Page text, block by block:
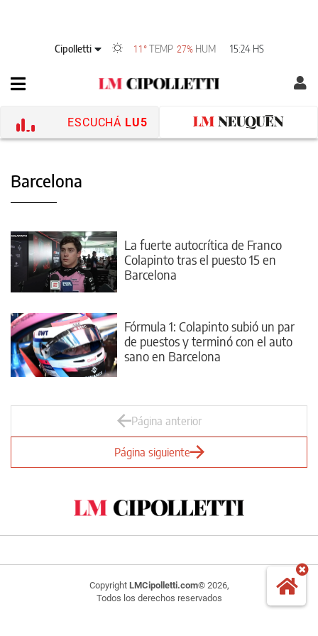
Cipolletti 11° TEMP 27% HUM 15:24 HS
ESCUCHÁ LU5
Barcelona
La fuerte autocrítica de Franco
Colapinto tras el puesto 15 en
Barcelona
Fórmula 1: Colapinto subió un par
de puestos y terminó con el auto
sano en Barcelona
Página anterior
Página siguiente
Copyright LMCipolletti.com© 2026,
Todos los derechos reservados